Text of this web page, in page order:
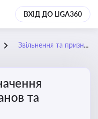
ВХІД ДО LIGA360
Звільнення та призначення керівників держустанов та компаній
та